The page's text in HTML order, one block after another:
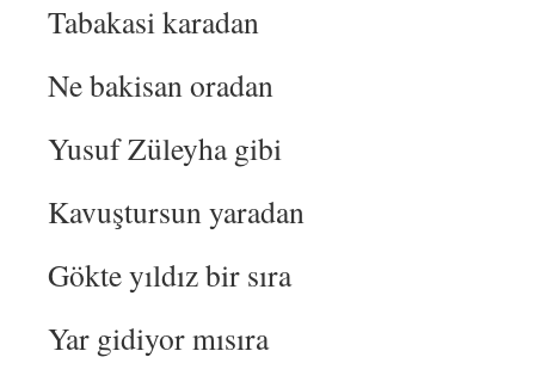
Tabakasi karadan
Ne bakisan oradan
Yusuf Züleyha gibi
Kavuştursun yaradan
Gökte yıldız bir sıra
Yar gidiyor mısıra